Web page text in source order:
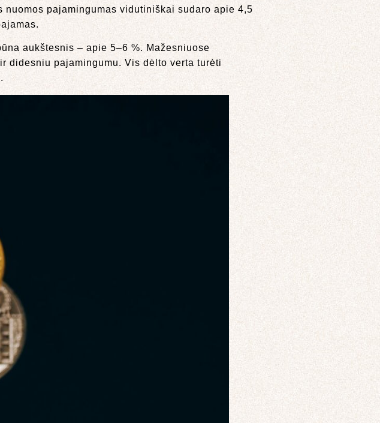
pajamingumas vidutiniškai sudaro apie 4,5
aukštesnis – apie 5–6 %. Mažesniuose
didesniu pajamingumu. Vis dėlto verta turėti